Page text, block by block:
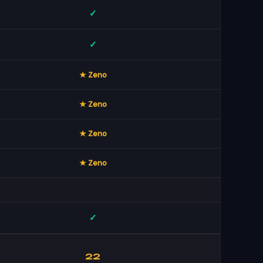
✓
✓
★ Zeno
★ Zeno
★ Zeno
★ Zeno
✓
22